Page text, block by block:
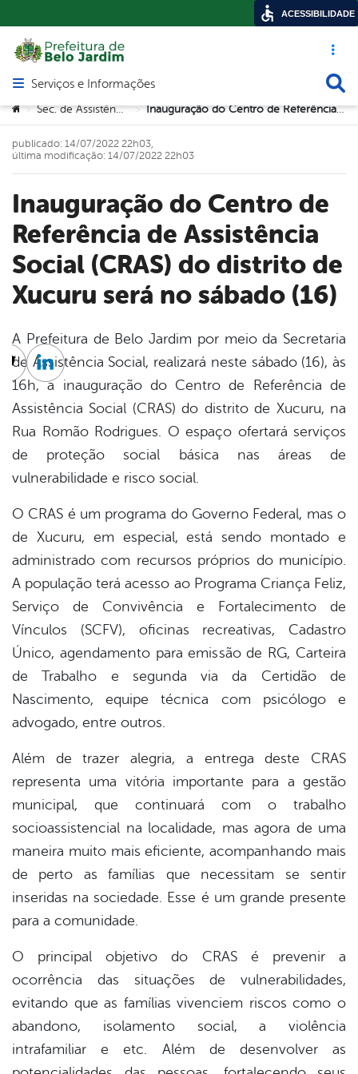
Acesso
Abrir menu principal de navegação
Serviços e Informações
Você está aqui:
> Sec. de Assistência Social > Inauguração do Centro de Referência de Assistência Social (CRAS) do distrito de Xucuru será no sábado (16)
Inauguração do Centro de
Referência de Assistência
Social (CRAS) do distrito de
Xucuru será no sábado (16)
publicado: 14/07/2022 22h03,
última modificação: 14/07/2022 22h03
A Prefeitura de Belo Jardim por meio da Secretaria
de Assistência Social, realizará neste sábado (16), às
16h, a inauguração do Centro de Referência de
Assistência Social (CRAS) do distrito de Xucuru, na
Rua Romão Rodrigues. O espaço ofertará serviços
de proteção social básica nas áreas de
vulnerabilidade e risco social.
O CRAS é um programa do Governo Federal, mas o
de Xucuru, em especial, está sendo montado e
administrado com recursos próprios do município.
A população terá acesso ao Programa Criança Feliz,
Serviço de Convivência e Fortalecimento de
Vínculos (SCFV), oficinas recreativas, Cadastro
Único, agendamento para emissão de RG, Carteira
de Trabalho e segunda via da Certidão de
Nascimento, equipe técnica com psicólogo e
advogado, entre outros.
Além de trazer alegria, a entrega deste CRAS
representa uma vitória importante para a gestão
municipal, que continuará com o trabalho
socioassistencial na localidade, mas agora de uma
maneira muito mais eficiente, acompanhando mais
de perto as famílias que necessitam se sentir
inseridas na sociedade. Esse é um grande presente
para a comunidade.
O principal objetivo do CRAS é prevenir a
ocorrência das situações de vulnerabilidades,
evitando que as famílias vivenciem riscos como o
abandono, isolamento social, a violência
intrafamiliar e etc. Além de desenvolver as
Twitter
Linkedin
ACESSIBILIDADE